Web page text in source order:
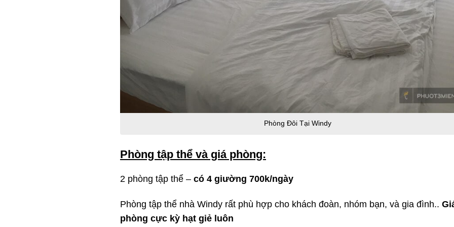
Phòng Đôi Tại Windy
Phòng tập thể và giá phòng:
2 phòng tập thể – có 4 giường 700k/ngày
Phòng tập thể nhà Windy rất phù hợp cho khách đoàn, nhóm bạn, và gia đình..
phòng cực kỳ hạt giẻ luôn